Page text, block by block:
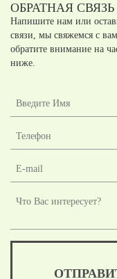
ОБРАТНАЯ СВЯЗЬ
Напишите нам или
связи, мы свяжемся с
обратите внимание на
ниже.